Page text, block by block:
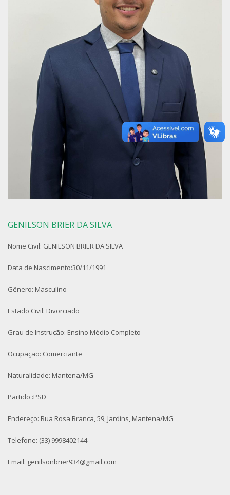
GENILSON BRIER DA SILVA
Nome Civil: GENILSON BRIER DA SILVA
Data de Nascimento:30/11/1991
Gênero: Masculino
Estado Civil: Divorciado
Grau de Instrução: Ensino Médio Completo
Ocupação: Comerciante
Naturalidade: Mantena/MG
Partido :PSD
Endereço: Rua Rosa Branca, 59, Jardins, Mantena/MG
Telefone: (33) 9998402144
Email: genilsonbrier934@gmail.com